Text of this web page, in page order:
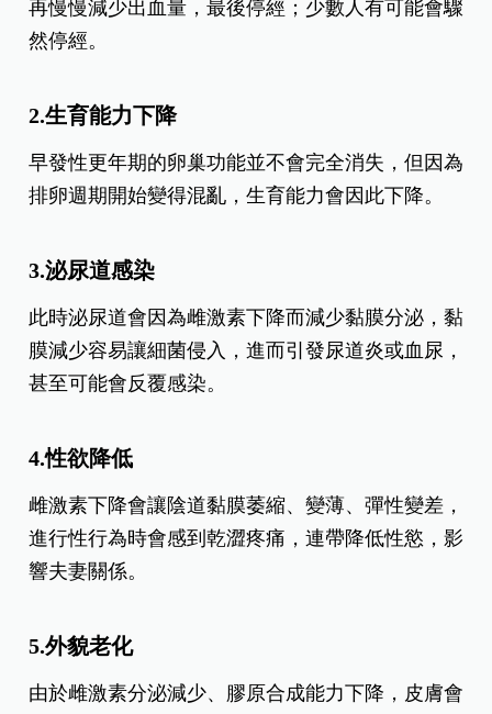
再慢慢減少出血量，最後停經；少數人有可能會驟
然停經。
2.生育能力下降
早發性更年期的卵巢功能並不會完全消失，但因為
排卵週期開始變得混亂，生育能力會因此下降。
3.泌尿道感染
此時泌尿道會因為雌激素下降而減少黏膜分泌，黏
膜減少容易讓細菌侵入，進而引發尿道炎或血尿，
甚至可能會反覆感染。
4.性欲降低
雌激素下降會讓陰道黏膜萎縮、變薄、彈性變差，
進行性行為時會感到乾澀疼痛，連帶降低性慾，影
響夫妻關係。
5.外貌老化
由於雌激素分泌減少、膠原合成能力下降，皮膚會